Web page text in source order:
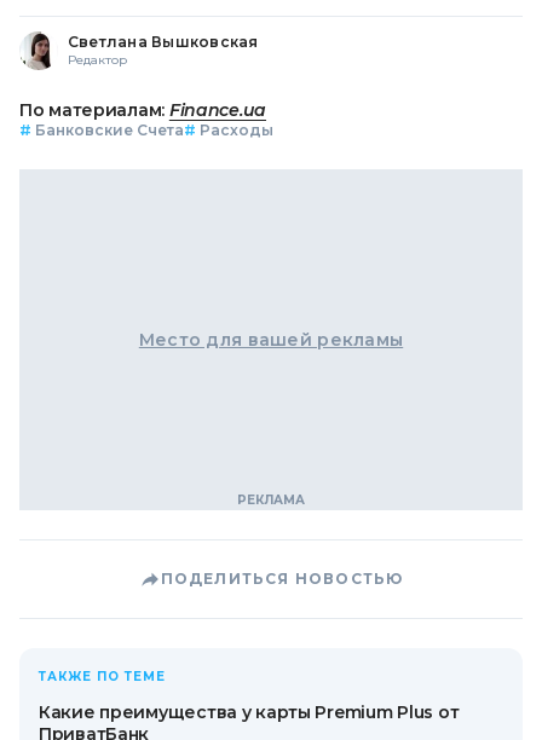
Светлана Вышковская
Редактор
По материалам: Finance.ua
# Банковские Счета# Расходы
Место для вашей рекламы
ПОДЕЛИТЬСЯ НОВОСТЬЮ
ТАКЖЕ ПО ТЕМЕ
Какие преимущества у карты Premium Plus от
ПриватБанк